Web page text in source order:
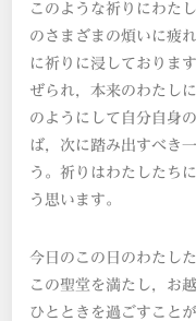
このような祈りにわた
のさまざまの煩いに疲
に祈りに浸しておりま
ぜられ，本来のわたし
のようにして自分自身
ば，次に踏み出すべき
う。祈りはわたしたち
う思います。
今日のこの日のわたし
この聖堂を満たし，お
ひとときを過ごすこと